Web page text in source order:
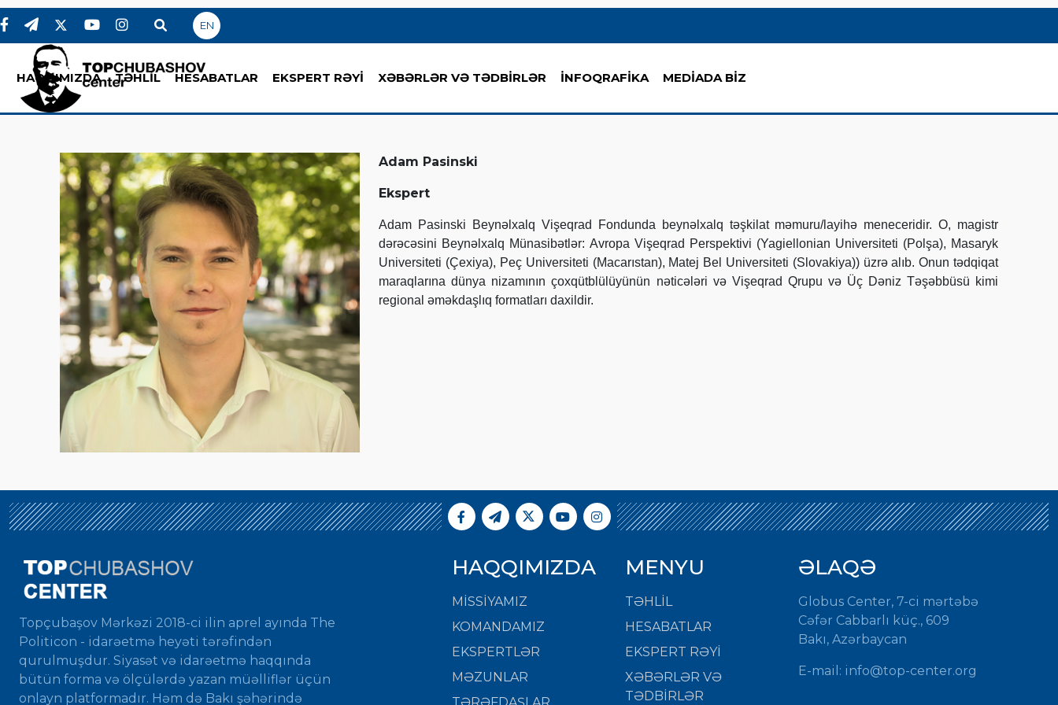
EN
HAQQIMIZDA TƏHLİL HESABATLAR EKSPERT RƏYİ XƏBƏRLƏR VƏ TƏDBİRLƏR İNFOQRAFİKA MEDİADA BİZ
Adam Pasinski
Ekspert
Adam Pasinski Beynəlxalq Vişeqrad Fondunda beynəlxalq təşkilat məmuru/layihə meneceridir. O, magistr
dərəcəsini Beynəlxalq Münasibətlər: Avropa Vişeqrad Perspektivi (Yagiellonian Universiteti (Polşa), Masaryk
Universiteti (Çexiya), Peç Universiteti (Macarıstan), Matej Bel Universiteti (Slovakiya)) üzrə alıb. Onun tədqiqat
maraqlarına dünya nizamının çoxqütblülüyünün nəticələri və Vişeqrad Qrupu və Üç Dəniz Təşəbbüsü kimi
regional əməkdaşlıq formatları daxildir.
Topçubaşov Mərkəzi 2018-ci ilin aprel ayında The
Politicon - idarəetmə heyəti tərəfindən
qurulmuşdur. Siyasət və idarəetmə haqqında
bütün forma və ölçülərdə yazan müəlliflər üçün
onlayn platformadır. Həm də Bakı şəhərində
HAQQIMIZDA
MISSIYAMIZ
KOMANDAMIZ
EKSPERTLƏR
MƏZUNLAR
MENYU
TƏHLİL
HESABATLAR
EKSPERT RƏYİ
XƏBƏRLƏR VƏ
TƏDBİRLƏR
ƏLAQƏ
Globus Center, 7-ci mərtəbə
Cəfər Cabbarlı küç., 609
Bakı, Azərbaycan
E-mail: info@top-center.org